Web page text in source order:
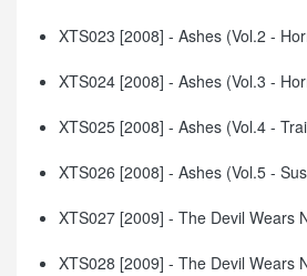
XTS023 [2008] - Ashes (Vol.2 -
XTS024 [2008] - Ashes (Vol.3 -
XTS025 [2008] - Ashes (Vol.4 -
XTS026 [2008] - Ashes (Vol.5 -
XTS027 [2009] - The Devil Wears
XTS028 [2009] - The Devil Wears